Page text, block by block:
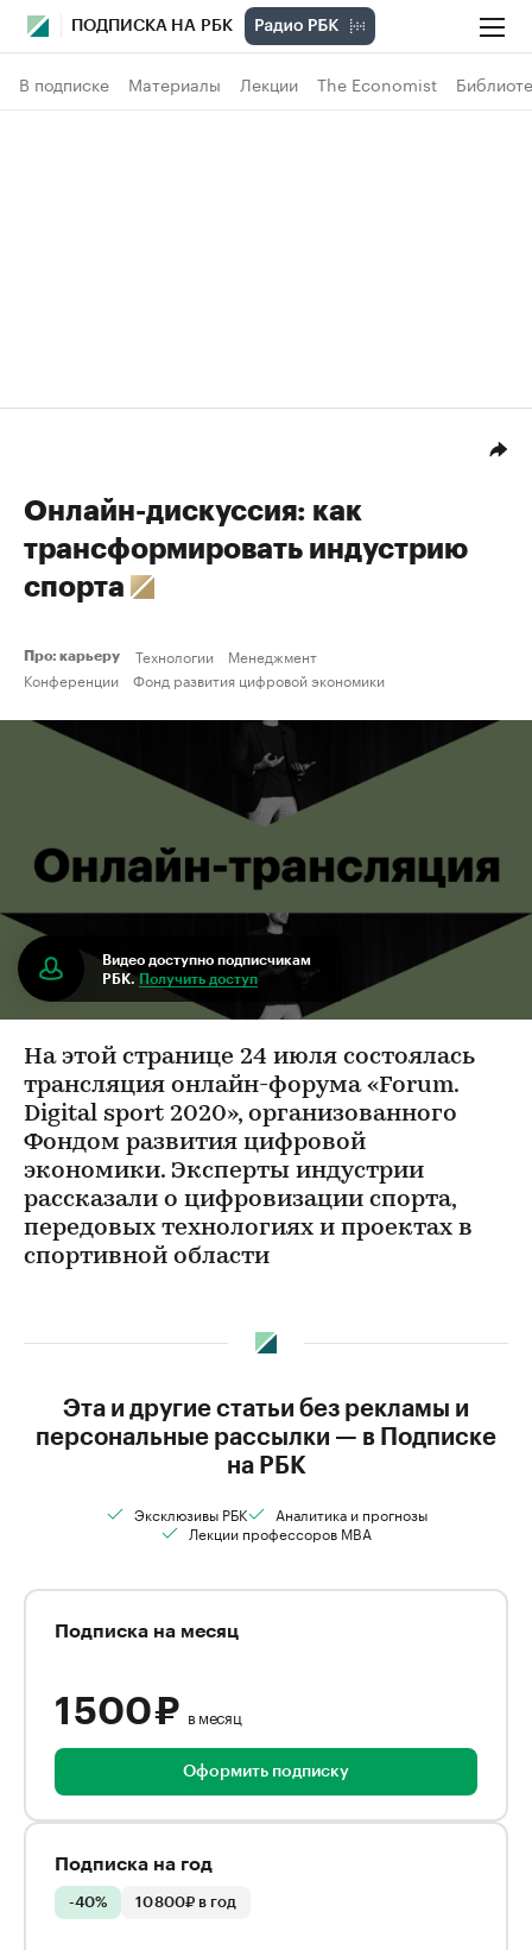
ПОДПИСКА НА РБК
В подписке Материалы Лекции The Economist
Онлайн-дискуссия: как
трансформировать индустрию
спорта
Про: карьеру Технологии
Менеджмент
Конференции
Фонд развития цифровой экономики
Видео доступно подписчикам
РБК.Получить доступ
На этой странице 24 июля состоялась
трансляция онлайн-форума «Forum.
Digital sport 2020», организованного
Фондом развития цифровой
экономики. Эксперты индустрии
рассказали о цифровизации спорта,
передовых технологиях и проектах в
спортивной области
Эта и другие статьи без рекламы и
персональные рассылки — в Подписке
на РБК
Эксклюзивы РБК
Аналитика и прогнозы
Лекции профессоров MBA
Подписка на месяц
1 500 ₽ в месяц
Оформить подписку
Подписка на год
-40% 10 800₽ в год